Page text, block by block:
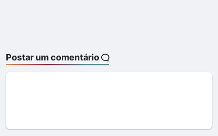
Postar um comentário